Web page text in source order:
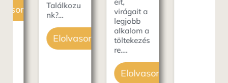
Találkozu
Elolvasom
virágait a
legjobb
alkalom a
töltekezés
Elolvasom